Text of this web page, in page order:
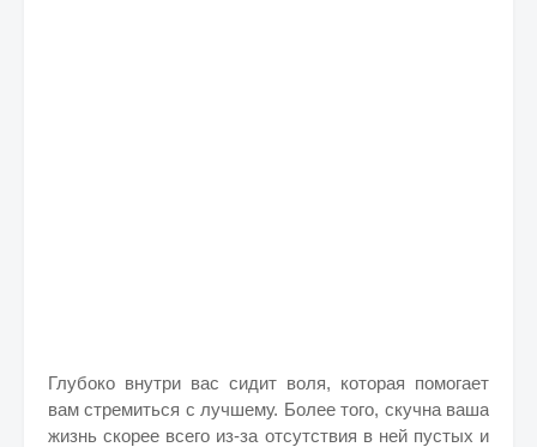
Глубоко внутри вас сидит воля, которая помогает
вам стремиться с лучшему. Более того, скучна ваша
жизнь скорее всего из-за отсутствия в ней пустых и